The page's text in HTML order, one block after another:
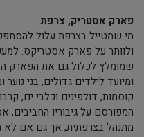
פארק אסטריק, צרפת
מי שמטייל בצרפת עלול
ולוותר על פארק אסטריקס.
שמומלץ לכלול גם את הפארק
ומיועד לילדים גדולים, בני
קוסמות, דולפינים וכלבי ים,
המפורסם על גיבוריו החביבים,
מתנהל בצרפתית, אך גם אם לא